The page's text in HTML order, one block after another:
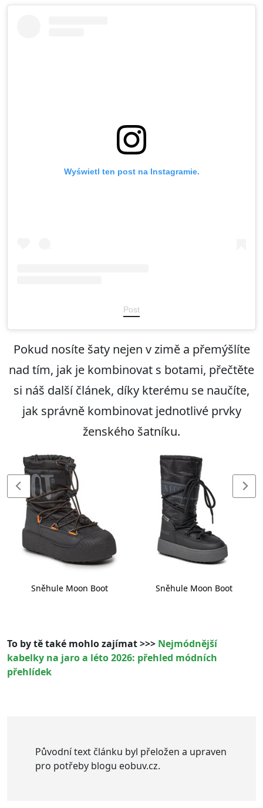
Wyświetl ten post na Instagramie.
Post
Pokud nosíte šaty nejen v zimě a přemýšlíte
nad tím, jak je kombinovat s botami, přečtěte
si náš další článek, díky kterému se naučíte,
jak správně kombinovat jednotlivé prvky
ženského šatníku.
Sněhule Moon Boot Sněhule Moon Boot
To by tě také mohlo zajímat >>> Nejmódnější
kabelky na jaro a léto 2026: přehled módních
přehlídek
Původní text článku byl přeložen a upraven
pro potřeby blogu eobuv.cz.